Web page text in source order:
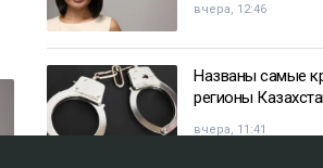
вчера, 12:46
Названы самые
регионы
вчера, 11:41